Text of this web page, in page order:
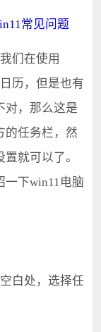
常见问题
们在使用
历，但是也有
对，那么这是
的任务栏，然
就可以了。
一下win11电脑
白处，选择任